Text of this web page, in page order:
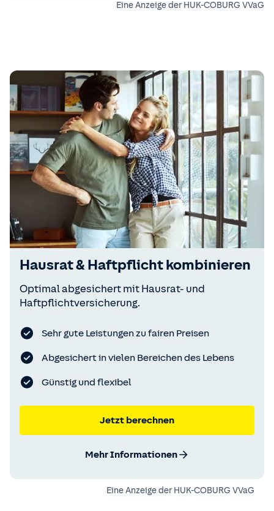
Eine Anzeige der HUK-COBURG VVaG
Hausrat & Haft­pflicht­ kombinieren
Optimal abgesichert mit Hausrat- und
Haftpflichtversicherung.
Sehr gute Leistungen zu fairen Preisen
Abgesichert in vielen Bereichen des Lebens
Günstig und flexibel
Jetzt berechnen
Mehr Informationen
Eine Anzeige der HUK-COBURG VVaG